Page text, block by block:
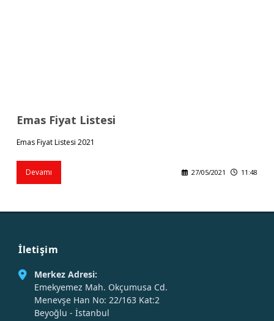
Emas Fiyat Listesi
Emas Fiyat Listesi 2021
Devamı 27/05/2021 11:48
İletişim
Merkez Adresi:
Emekyemez Mah. Okçumusa Cd.
Menevşe Han No: 22/163 Kat:2
Beyoğlu - İstanbul